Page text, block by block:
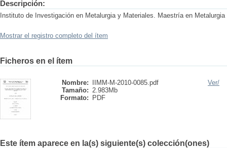
Descripción:
Instituto de Investigación en Metalurgia y Materiales. Maestría en
Mostrar el registro completo del ítem
Ficheros en el ítem
Nombre:
IIMM-M-2010-0085.pdf
Tamaño: 2.983Mb
Formato:
PDF
Ver/
Este ítem aparece en la(s) siguiente(s) colección(ones)